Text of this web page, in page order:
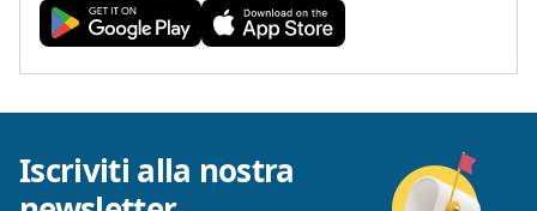
Iscriviti alla nostra